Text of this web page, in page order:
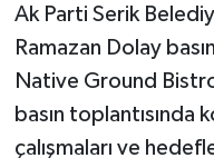
Ak Parti Serik
Ramazan Dolay
Native Ground
basın toplantısında
çalışmaları ve